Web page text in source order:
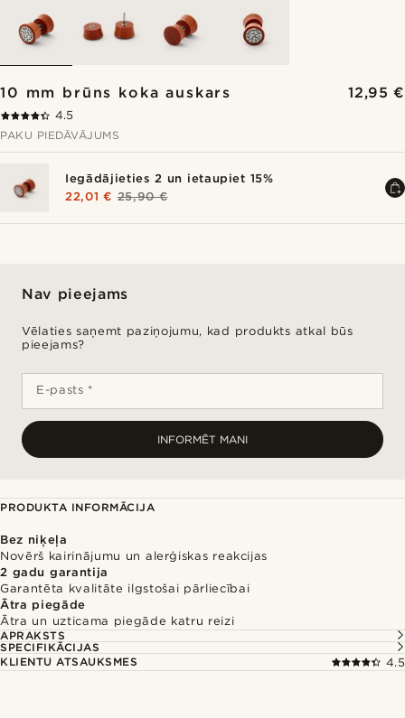
10 mm brūns koka auskars 12,95 €
4.5
PAKU PIEDĀVĀJUMS
Iegādājieties 2 un ietaupiet 15%
22,01 € 25,90 €
Nav pieejams
Vēlaties saņemt paziņojumu, kad produkts atkal būs
pieejams?
E-pasts *
INFORMĒT MANI
PRODUKTA INFORMĀCIJA
Bez niķeļa
Novērš kairinājumu un alerģiskas reakcijas
2 gadu garantija
Garantēta kvalitāte ilgstošai pārliecībai
Ātra piegāde
Ātra un uzticama piegāde katru reizi
APRAKSTS
SPECIFIKĀCIJAS
KLIENTU ATSAUKSMES
4.5